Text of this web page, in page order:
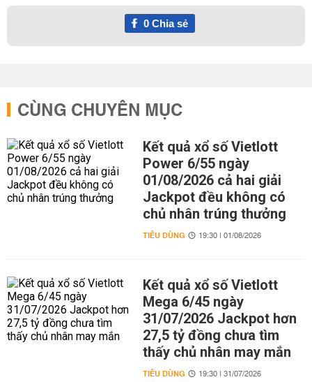
0Chia sẻ
CÙNG CHUYÊN MỤC
Kết quả xổ số Vietlott
Power 6/55 ngày
01/08/2026 cả hai giải
Jackpot đều không có
chủ nhân trúng thưởng
TIÊU DÙNG 19:30 | 01/08/2026
Kết quả xổ số Vietlott
Mega 6/45 ngày
31/07/2026 Jackpot hơn
27,5 tỷ đồng chưa tìm
thấy chủ nhân may mắn
TIÊU DÙNG 19:30 | 31/07/2026